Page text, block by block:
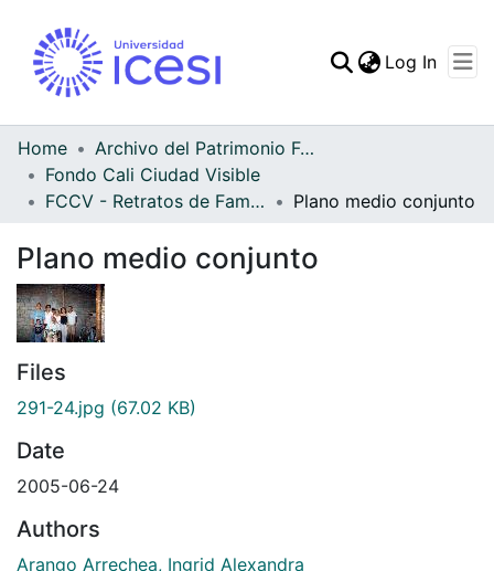
Log In
Home
Archivo del Patrimonio Fotográfico y Fílmico del Valle del Cauca
Fondo Cali Ciudad Visible
FCCV - Retratos de Familia - Patrimonial
Plano medio conjunto
Plano medio conjunto
Files
291-24.jpg (67.02 KB)
Date
2005-06-24
Authors
Arango Arrechea, Ingrid Alexandra